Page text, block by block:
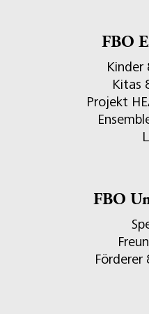
FBO
Kinder
Kitas
Projekt
FBO
Förderer